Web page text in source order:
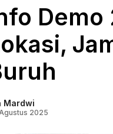
Mardwi
2025